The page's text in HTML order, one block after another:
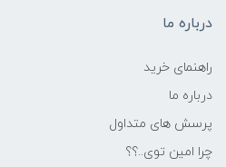
درباره ما
راهنمای خرید
درباره ما
پرسش های متداول
چرا امین توی..؟؟